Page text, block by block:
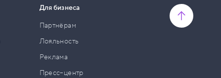
Для бизнеса
Партнёрам
Лояльность
Реклама
Пресс–центр